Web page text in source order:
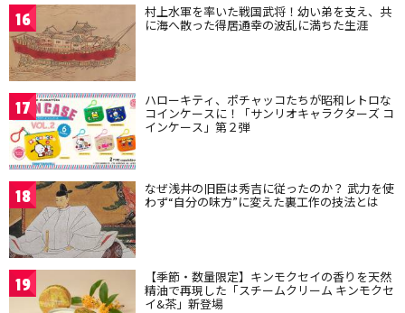
16 村上水軍を率いた戦国武将！幼い弟を支え、共
に海へ散った得居通幸の波乱に満ちた生涯
17 ハローキティ、ポチャッコたちが昭和レトロな
コインケースに！「サンリオキャラクターズ コ
インケース」第２弾
18 なぜ浅井の旧臣は秀吉に従ったのか？ 武力を使
わず“自分の味方”に変えた裏工作の技法とは
19 【季節・数量限定】キンモクセイの香りを天然
精油で再現した「スチームクリーム キンモクセ
イ&茶」新登場